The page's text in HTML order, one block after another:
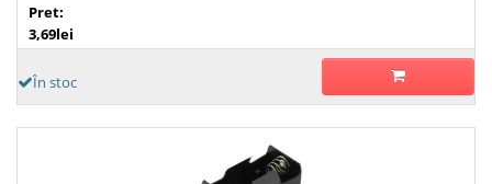
Pret:
3,69lei
În stoc